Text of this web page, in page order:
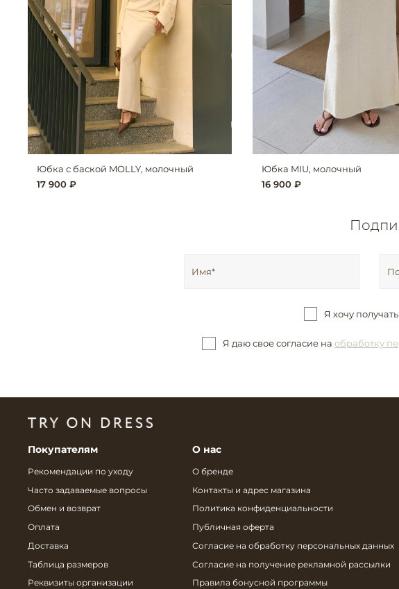
Юбка с баской MOLLY, молочный
17 900 ₽
Юбка MIU, молочный
16 900 ₽
Я хочу
Я даю свое согласие на обработку
Покупателям
Рекомендации по уходу
Часто задаваемые вопросы
Обмен и возврат
Оплата
Доставка
Таблица размеров
Реквизиты организации
О нас
О бренде
Контакты и адрес магазина
Политика конфиденциальности
Публичная оферта
Согласие на обработку персональных данных
Согласие на получение рекламной рассылки
Правила бонусной программы